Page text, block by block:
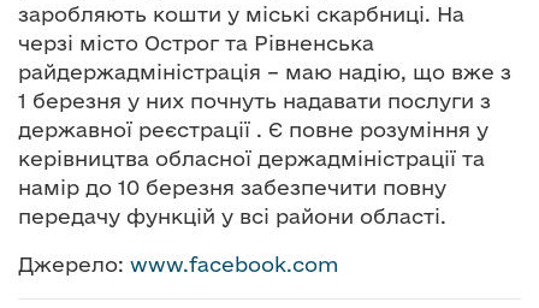
заробляють кошти у міські скарбниці. На
черзі місто Острог та Рівненська
райдержадміністрація – маю надію, що вже з
1 березня у них почнуть надавати послуги з
державної реєстрації . Є повне розуміння у
керівництва обласної держадміністрації та
намір до 10 березня забезпечити повну
передачу функцій у всі райони області.
Джерело: www.facebook.com